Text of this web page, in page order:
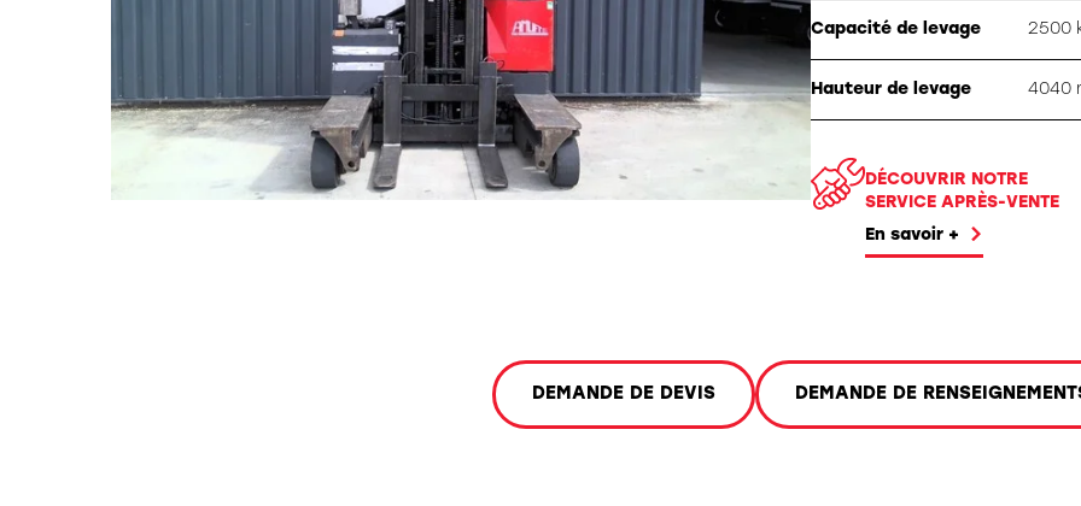
Portique mobile
Réalisation spéciale
Capacité de levage 2500
Hauteur de levage 4040
DÉCOUVRIR NOTRE
SERVICE APRÈS-VENTE
En savoir +
DEMANDE DE DEVIS DEMANDE DE